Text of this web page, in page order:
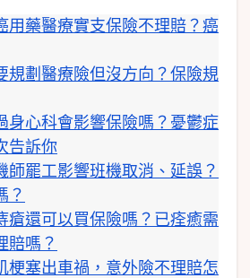
用藥醫療實支保險不理賠？癌
規劃醫療險但沒方向？保險規
身心科會影響保險嗎？憂鬱症
告訴你
師罷工影響班機取消、延誤？
？
瘡還可以買保險嗎？已痊癒需
賠嗎？
梗塞出車禍，意外險不理賠怎